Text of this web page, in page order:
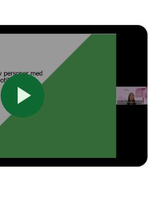
play_arrow